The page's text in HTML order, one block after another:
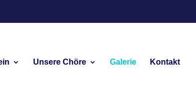
Unsere Chöre Galerie Kontakt